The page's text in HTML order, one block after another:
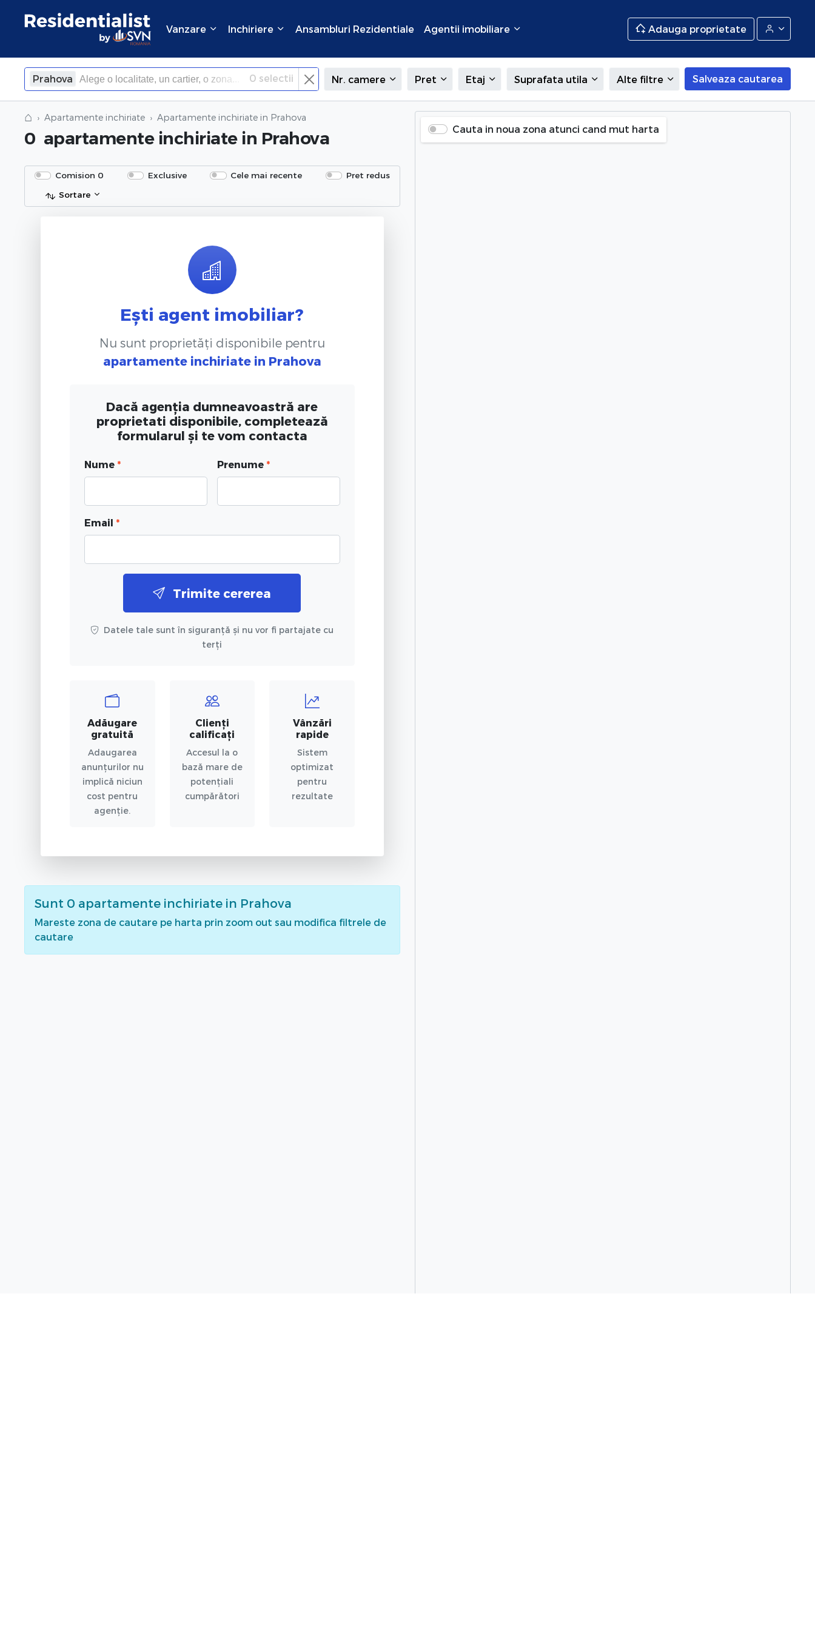
Vanzare Inchiriere Ansambluri Rezidentiale Agentii imobiliare Adauga proprietate
Prahova
×Inchide
0 selectii Nr. camere Pret Etaj Suprafata utila Alte filtre Salveaza cautarea
⌂ Apartamente inchiriate Apartamente inchiriate in Prahova
0 apartamente inchiriate in Prahova
Comision 0 Exclusive Cele mai recente
Pret redus
Sortare
Ești agent imobiliar?
Nu sunt proprietăți disponibile pentru
apartamente inchiriate in Prahova
Dacă agenția dumneavoastră are
proprietati disponibile, completează
formularul și te vom contacta
Nume * Prenume *
Email *
Trimite cererea
Datele tale sunt în siguranță și nu vor fi partajate cu
terți
Adăugare
gratuită
Adaugarea
anunțurilor nu
implică niciun
cost pentru
agenție.
Clienți
calificați
Accesul la o
bază mare de
potențiali
cumpărători
Vânzări
rapide
Sistem
optimizat
pentru
rezultate
Sunt 0 apartamente inchiriate in Prahova
Mareste zona de cautare pe harta prin zoom out sau modifica filtrele de
cautare
Cauta in noua zona atunci cand mut harta